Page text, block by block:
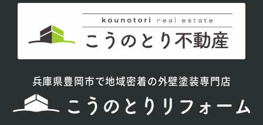
兵庫県豊岡市で地域密着の外壁塗装専門店